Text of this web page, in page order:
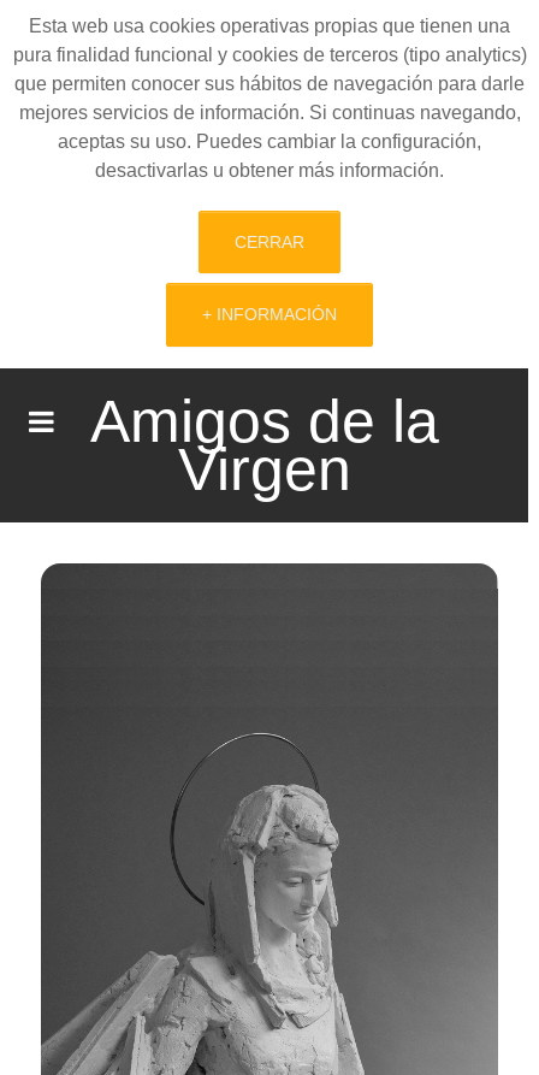
Esta web usa cookies operativas propias que tienen una
pura finalidad funcional y cookies de terceros (tipo analytics)
que permiten conocer sus hábitos de navegación para darle
mejores servicios de información. Si continuas navegando,
aceptas su uso. Puedes cambiar la configuración,
desactivarlas u obtener más información.
CERRAR
+ INFORMACIÓN
Amigos de la
Virgen